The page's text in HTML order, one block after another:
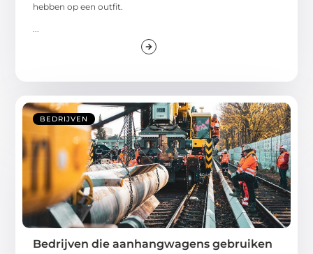
hebben op een outfit.
...
BEDRIJVEN
Bedrijven die aanhangwagens gebruiken